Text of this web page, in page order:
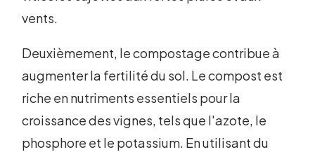
vents.
Deuxièmement, le compostage contribue à
augmenter la fertilité du sol. Le compost est
riche en nutriments essentiels pour la
croissance des vignes, tels que l'azote, le
phosphore et le potassium. En utilisant du